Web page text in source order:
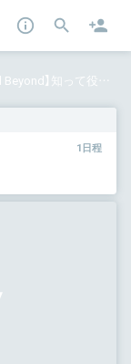
【FastGrow × On/Off and Beyond】知って役立つ「シリコンバレー裏話」─大公開！ストックオプション・エクイティインセンティブの実態に迫る
1日程